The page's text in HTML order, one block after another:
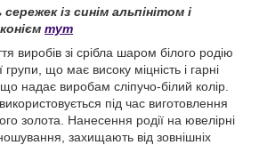
із синім альпінітом і
тут
виробів зі срібла шаром білого родію
що має високу міцність і гарні
що надає виробам сліпучо-білий колір.
під час виготовлення
золота. Нанесення родії на ювелірні
захищають від зовнішніх